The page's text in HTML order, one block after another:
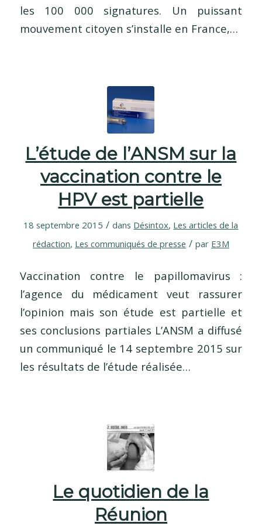
les 100 000 signatures. Un puissant
mouvement citoyen s’installe en France,…
L’étude de l’ANSM sur la
vaccination contre le
HPV est partielle
18 septembre 2015 / dans Désintox, Les articles de la
rédaction, Les communiqués de presse / par E3M
Vaccination contre le papillomavirus :
l’agence du médicament veut rassurer
l’opinion mais son étude est partielle et
ses conclusions partiales L’ANSM a diffusé
un communiqué le 14 septembre 2015 sur
les résultats de l’étude réalisée…
Le quotidien de la
Réunion